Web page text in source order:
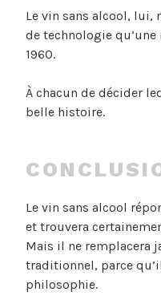
Le vin sans alcool, lui,
de technologie
1960.
À chacun de décider
belle histoire.
Le vin sans alcool
et trouvera
Mais il ne remplacera
traditionnel, parce
philosophie.